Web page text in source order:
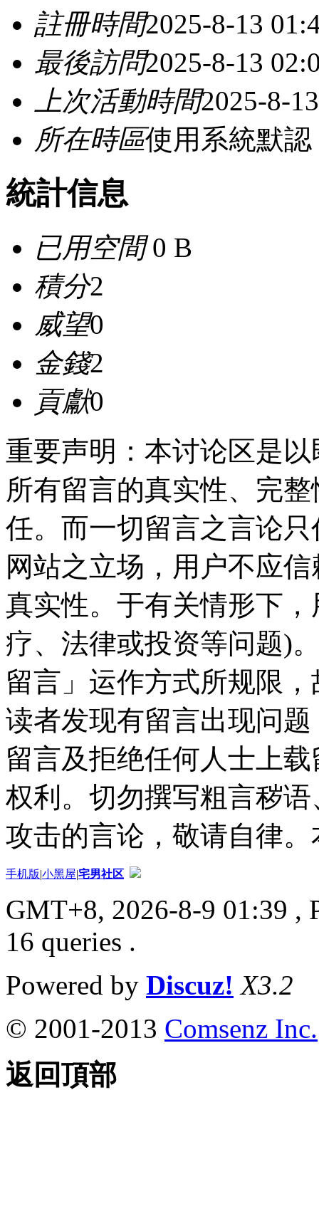
註冊時間2025-8-13
最後訪問2025-8-13
上次活動時間2025-8-
所在時區使用系統默認
統計信息
已用空間0 B
積分2
威望0
金錢2
貢獻0
重要声明：本讨论区是
所有留言的真实性、完
任。而一切留言之言论
网站之立场，用户不应
真实性。于有关情形下
疗、法律或投资等问题)
留言」运作方式所规限
读者发现有留言出现问
留言及拒绝任何人士上
权利。切勿撰写粗言秽
攻击的言论，敬请自律
手机版|小黑屋|宅男社区
GMT+8, 2026-8-9 01:39 ,
16 queries .
Powered by Discuz! X3.2
© 2001-2013 Comsenz Inc.
返回頂部